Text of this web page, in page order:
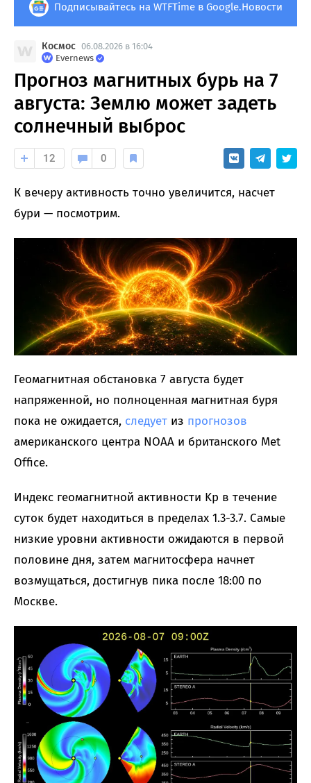
Подписывайтесь на WTFTime в Google.Новости
Космос 06.08.2026 в 16:04
Evernews
Прогноз магнитных бурь на 7
августа: Землю может задеть
солнечный выброс
12 0
К вечеру активность точно увеличится, насчет
бури — посмотрим.
Геомагнитная обстановка 7 августа будет
напряженной, но полноценная магнитная буря
пока не ожидается, следует из прогнозов
американского центра NOAA и британского Met
Office.
Индекс геомагнитной активности Kp в течение
суток будет находиться в пределах 1.3-3.7. Самые
низкие уровни активности ожидаются в первой
половине дня, затем магнитосфера начнет
возмущаться, достигнув пика после 18:00 по
Москве.